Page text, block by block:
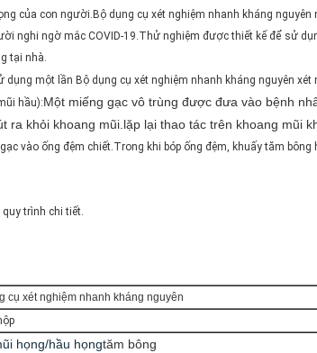
của con người.Bộ dụng cụ xét nghiệm nhanh kháng
nghi ngờ mắc COVID-19.Thử nghiệm được thiết kế để sử
tại nhà.
dụng một lần Bộ dụng cụ xét nghiệm nhanh kháng nguyên xét
hầu):Một miếng gạc vô trùng được đưa vào bệnh
ra khỏi khoang mũi.lặp lại thao tác trên khoang mũi
gạc vào ống đệm chiết.Trong khi bóp ống đệm, khuấy tăm bông
trình chi tiết.
cụ xét nghiệm nhanh kháng nguyên
họng/hầu họngtăm bông